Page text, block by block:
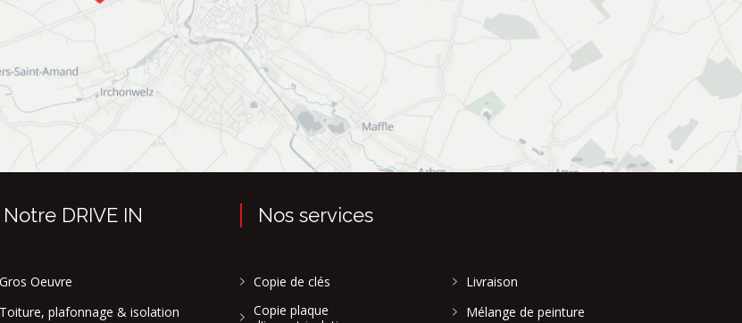
Notre DRIVE IN
Gros Oeuvre
Toiture, plafonnage & isolation
Nos services
Copie de clés
Copie plaque
Livraison
Mélange de peinture